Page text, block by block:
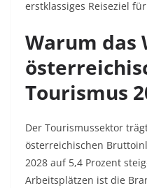
erstklassiges Reiseziel
Warum das
Tourismus
Der Tourismussektor
österreichischen
2028 auf 5,4 Prozent
Arbeitsplätzen ist die